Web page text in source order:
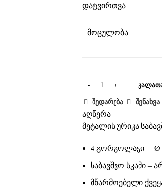
დატვირთვა
მოცულობა
შედარება შენახვა
აღწერა
მეტალის ურიკა
4 გორგოლაჭი – Ø
საბავშვო სკამი –
მწარმოებელი